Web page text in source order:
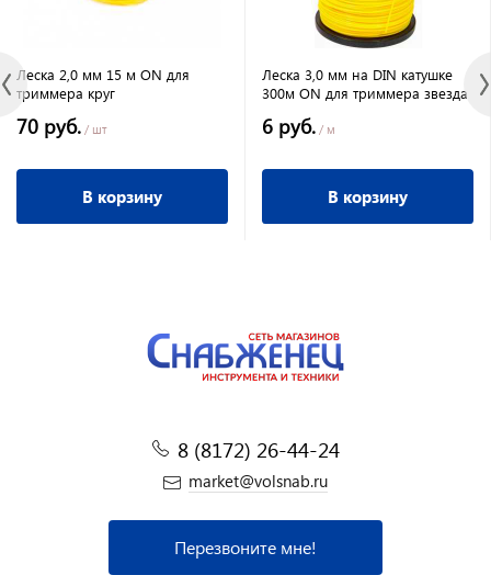
Леска 2,0 мм 15 м ON для
триммера круг
70 руб. / шт
В корзину
Леска 3,0 мм на DIN катушке
300м ON для триммера звезда
6 руб. / м
В корзину
8 (8172) 26-44-24
market@volsnab.ru
Перезвоните мне!